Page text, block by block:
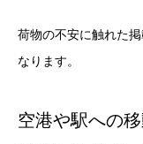
荷物の不安に触れた
なります。
空港や駅への